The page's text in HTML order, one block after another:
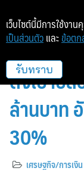
Funding
ตั้งเป้าป
ล้านบาท
30%
เศรษฐกิจ/การเงิน
เว็บไซต์นี้มีการใช้งาน
เป็นส่วนตัว และ ข้อตก
รับทราบ